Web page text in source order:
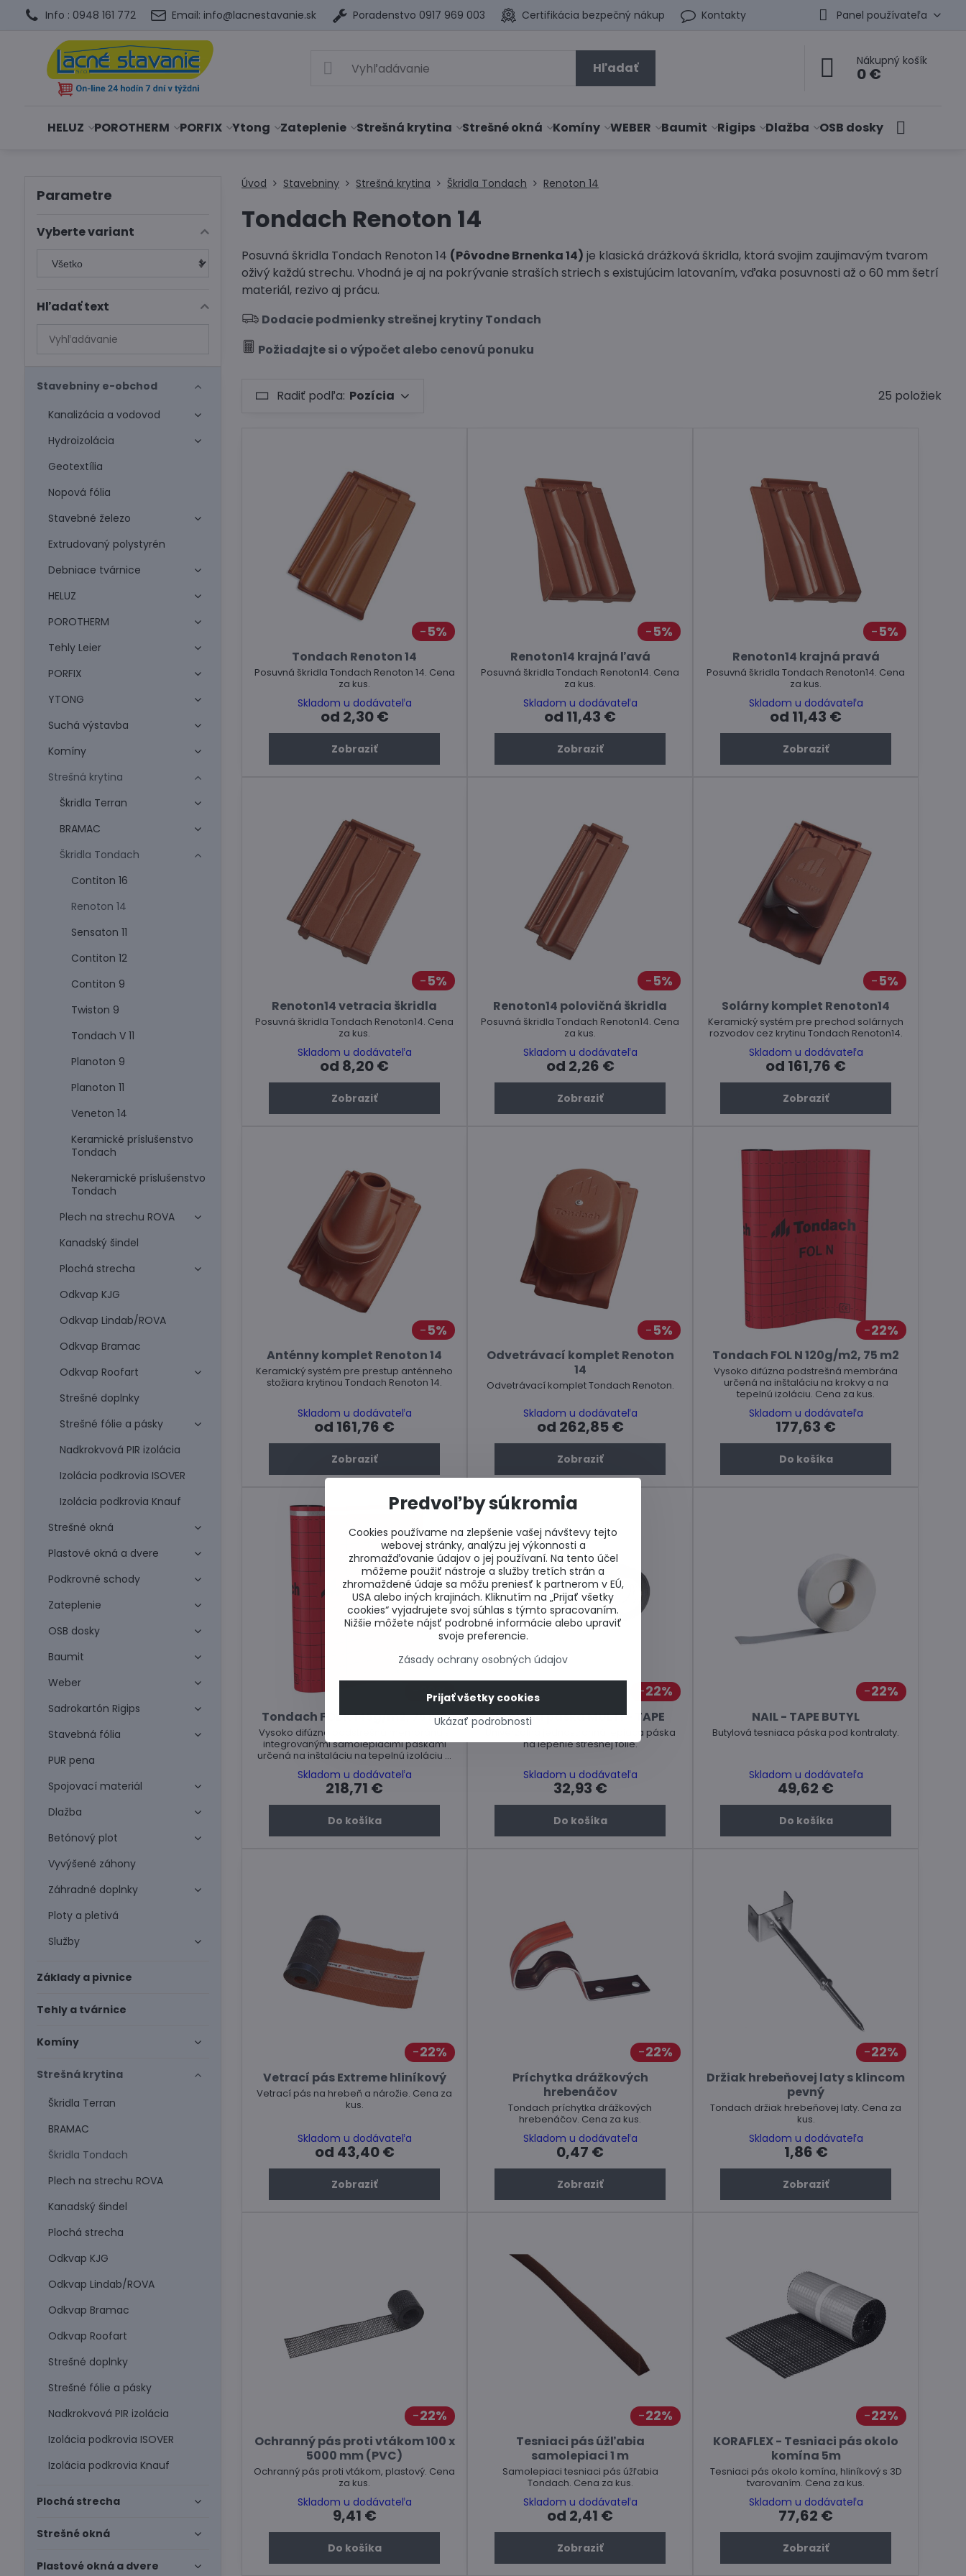
Info : 0948 161 772 Email: info@lacnestavanie.sk Poradenstvo 0917 969 003 Certifikácia bezpečný nákup Kontakty Panel používateľa
Hľadať Nákupný košík
0 €
HELUZ POROTHERM PORFIX Ytong Zateplenie Strešná krytina Strešné okná Komíny WEBER Baumit Rigips Dlažba OSB dosky
Úvod Stavebniny Strešná krytina Škridla Tondach Renoton 14
Tondach Renoton 14
Posuvná škridla Tondach Renoton 14 (Pôvodne Brnenka 14) je klasická drážková škridla, ktorá svojim zaujimavým tvarom
oživý každú strechu. Vhodná je aj na pokrývanie straších striech s existujúcim latovaním, vďaka posuvnosti až o 60 mm šetrí
materiál, rezivo aj prácu.
Dodacie podmienky strešnej krytiny Tondach
Požiadajte si o výpočet alebo cenovú ponuku
Radiť podľa: Pozícia 25 položiek
5%
Tondach Renoton 14
Posuvná škridla Tondach Renoton 14. Cena
za kus.
Skladom u dodávateľa
od 2,30 €
Zobraziť
5%
Renoton14 krajná ľavá
Posuvná škridla Tondach Renoton14. Cena
za kus.
Skladom u dodávateľa
od 11,43 €
Zobraziť
5%
Renoton14 krajná pravá
Posuvná škridla Tondach Renoton14. Cena
za kus.
Skladom u dodávateľa
od 11,43 €
Zobraziť
5%
Renoton14 vetracia škridla
Posuvná škridla Tondach Renoton14. Cena
za kus.
Skladom u dodávateľa
od 8,20 €
Zobraziť
5%
Renoton14 polovičná škridla
Posuvná škridla Tondach Renoton14. Cena
za kus.
Skladom u dodávateľa
od 2,26 €
Zobraziť
5%
Solárny komplet Renoton14
Keramický systém pre prechod solárnych
rozvodov cez krytinu Tondach Renoton14.
Skladom u dodávateľa
od 161,76 €
Zobraziť
5%
Anténny komplet Renoton 14
Keramický systém pre prestup anténneho
stožiara krytinou Tondach Renoton 14.
Skladom u dodávateľa
od 161,76 €
Zobraziť
5%
Odvetrávací komplet Renoton
14
Odvetrávací komplet Tondach Renoton.
Skladom u dodávateľa
od 262,85 €
Zobraziť
22%
Tondach FOL N 120g/m2, 75 m2
Vysoko difúzna podstrešná membrána
určená na inštaláciu na krokvy a na
tepelnú izoláciu. Cena za kus.
Skladom u dodávateľa
177,63 €
Do košíka
22%
Tondach FOL K 145g/m2, 75 m2
Vysoko difúzna podstrešná membrána s
integrovanými samolepiacimi páskami
určená na inštaláciu na tepelnú izoláciu a
Skladom u dodávateľa
218,71 €
Do košíka
22%
Lepiaca páska MULTI - TAPE
Univerzálna jednostranná lepiaca páska
na lepenie strešnej fólie.
Skladom u dodávateľa
32,93 €
Do košíka
22%
NAIL - TAPE BUTYL
Butylová tesniaca páska pod kontralaty.
Skladom u dodávateľa
49,62 €
Do košíka
22%
Vetrací pás Extreme hliníkový
Vetrací pás na hrebeň a nárožie. Cena za
kus.
Skladom u dodávateľa
od 43,40 €
Zobraziť
22%
Príchytka drážkových
hrebenáčov
Tondach príchytka drážkových
hrebenáčov. Cena za kus.
Skladom u dodávateľa
0,47 €
Zobraziť
22%
Držiak hrebeňovej laty s klincom
pevný
Tondach držiak hrebeňovej laty. Cena za
kus.
Skladom u dodávateľa
1,86 €
Zobraziť
22%
Ochranný pás proti vtákom 100 x
5000 mm (PVC)
Ochranný pás proti vtákom, plastový. Cena
za kus.
Skladom u dodávateľa
9,41 €
Do košíka
22%
Tesniaci pás úžľabia
samolepiaci 1 m
Samolepiaci tesniaci pás úžľabia
Tondach. Cena za kus.
Skladom u dodávateľa
od 2,41 €
Zobraziť
22%
KORAFLEX - Tesniaci pás okolo
komína 5m
Tesniaci pás okolo komína, hliníkový s 3D
tvarovaním. Cena za kus.
Skladom u dodávateľa
77,62 €
Zobraziť
Parametre
Vyberte variant
Hľadať text
Prehľadať
výsledky
fulltextom
Stavebniny e-obchod
Kanalizácia a vodovod
Hydroizolácia
Geotextília
Nopová fólia
Stavebné železo
Extrudovaný polystyrén
Debniace tvárnice
HELUZ
POROTHERM
Tehly Leier
PORFIX
YTONG
Suchá výstavba
Komíny
Strešná krytina
Škridla Terran
BRAMAC
Škridla Tondach
Contiton 16
Renoton 14
Sensaton 11
Contiton 12
Contiton 9
Twiston 9
Tondach V 11
Planoton 9
Planoton 11
Veneton 14
Keramické príslušenstvo
Tondach
Nekeramické príslušenstvo
Tondach
Plech na strechu ROVA
Kanadský šindel
Plochá strecha
Odkvap KJG
Odkvap Lindab/ROVA
Odkvap Bramac
Odkvap Roofart
Strešné doplnky
Strešné fólie a pásky
Nadkrokvová PIR izolácia
Izolácia podkrovia ISOVER
Izolácia podkrovia Knauf
Strešné okná
Plastové okná a dvere
Podkrovné schody
Zateplenie
OSB dosky
Baumit
Weber
Sadrokartón Rigips
Stavebná fólia
PUR pena
Spojovací materiál
Dlažba
Betónový plot
Vyvýšené záhony
Záhradné doplnky
Ploty a pletivá
Služby
Základy a pivnice
Tehly a tvárnice
Komíny
Strešná krytina
Škridla Terran
BRAMAC
Škridla Tondach
Plech na strechu ROVA
Kanadský šindel
Plochá strecha
Odkvap KJG
Odkvap Lindab/ROVA
Odkvap Bramac
Odkvap Roofart
Strešné doplnky
Strešné fólie a pásky
Nadkrokvová PIR izolácia
Izolácia podkrovia ISOVER
Izolácia podkrovia Knauf
Plochá strecha
Strešné okná
Plastové okná a dvere
Predvoľby súkromia
Cookies používame na zlepšenie vašej návštevy tejto
webovej stránky, analýzu jej výkonnosti a
zhromažďovanie údajov o jej používaní. Na tento účel
môžeme použiť nástroje a služby tretích strán a
zhromaždené údaje sa môžu preniesť k partnerom v EÚ,
USA alebo iných krajinách. Kliknutím na „Prijať všetky
cookies“ vyjadrujete svoj súhlas s týmto spracovaním.
Nižšie môžete nájsť podrobné informácie alebo upraviť
svoje preferencie.
Zásady ochrany osobných údajov
Ukázať podrobnosti
Prijať všetky cookies